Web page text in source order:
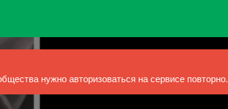
нужно авторизоваться на сервисе повторно.